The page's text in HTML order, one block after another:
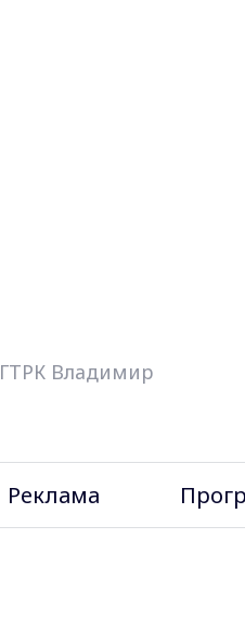
ГТРК Владимир
Реклама